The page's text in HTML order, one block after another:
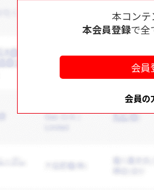
本コン
本会員登録で全
会員
会員の